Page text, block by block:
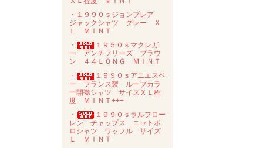
・１９９０ｓジョンブレア
ジャックシャツ グレー Ｘ
Ｌ ＭＩＮＴ
・
１９５０ｓマクレガ
ー アンチフリーズ ブラウ
ン ４４ＬＯＮＧ ＭＩＮＴ
・
１９９０ｓアニエスベ
ー フランス製 ループカラ
ー開襟シャツ サイズＸＬ程
度 ＭＩＮＴ+++
・
１９９０ｓラルフロー
レン チャップス ニットポ
ロシャツ ワッフル サイズ
Ｌ ＭＩＮＴ